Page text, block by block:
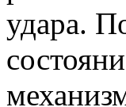
удара.